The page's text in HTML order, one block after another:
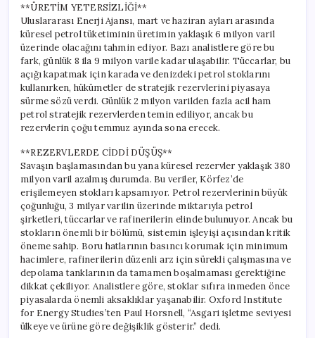
**ÜRETİM YETERSİZLİĞİ**
Uluslararası Enerji Ajansı, mart ve haziran ayları arasında
küresel petrol tüketiminin üretimin yaklaşık 6 milyon varil
üzerinde olacağını tahmin ediyor. Bazı analistlere göre bu
fark, günlük 8 ila 9 milyon varile kadar ulaşabilir. Tüccarlar, bu
açığı kapatmak için karada ve denizdeki petrol stoklarını
kullanırken, hükümetler de stratejik rezervlerini piyasaya
sürme sözü verdi. Günlük 2 milyon varilden fazla acil ham
petrol stratejik rezervlerden temin ediliyor, ancak bu
rezervlerin çoğu temmuz ayında sona erecek.
**REZERVLERDE CİDDİ DÜŞÜŞ**
Savaşın başlamasından bu yana küresel rezervler yaklaşık 380
milyon varil azalmış durumda. Bu veriler, Körfez’de
erişilemeyen stokları kapsamıyor. Petrol rezervlerinin büyük
çoğunluğu, 3 milyar varilin üzerinde miktarıyla petrol
şirketleri, tüccarlar ve rafinerilerin elinde bulunuyor. Ancak bu
stokların önemli bir bölümü, sistemin işleyişi açısından kritik
öneme sahip. Boru hatlarının basıncı korumak için minimum
hacimlere, rafinerilerin düzenli arz için sürekli çalışmasına ve
depolama tanklarının da tamamen boşalmaması gerektiğine
dikkat çekiliyor. Analistlere göre, stoklar sıfıra inmeden önce
piyasalarda önemli aksaklıklar yaşanabilir. Oxford Institute
for Energy Studies’ten Paul Horsnell, “Asgari işletme seviyesi
ülkeye ve ürüne göre değişiklik gösterir.” dedi.